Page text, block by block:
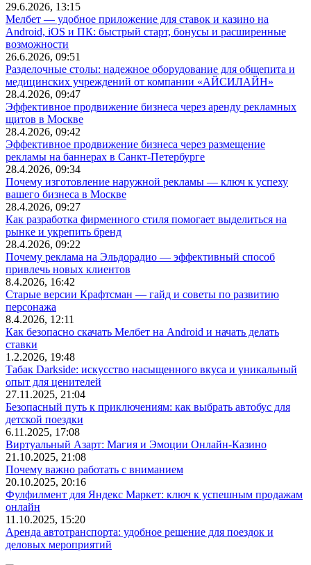
29.6.2026, 13:15
Мелбет — удобное приложение для ставок и казино на
Android, iOS и ПК: быстрый старт, бонусы и расширенные
возможности
26.6.2026, 09:51
Разделочные столы: надежное оборудование для общепита и
медицинских учреждений от компании «АЙСИЛАЙН»
28.4.2026, 09:47
Эффективное продвижение бизнеса через аренду рекламных
щитов в Москве
28.4.2026, 09:42
Эффективное продвижение бизнеса через размещение
рекламы на баннерах в Санкт-Петербурге
28.4.2026, 09:34
Почему изготовление наружной рекламы — ключ к успеху
вашего бизнеса в Москве
28.4.2026, 09:27
Как разработка фирменного стиля помогает выделиться на
рынке и укрепить бренд
28.4.2026, 09:22
Почему реклама на Эльдорадио — эффективный способ
привлечь новых клиентов
8.4.2026, 16:42
Старые версии Крафтсман — гайд и советы по развитию
персонажа
8.4.2026, 12:11
Как безопасно скачать Мелбет на Android и начать делать
ставки
1.2.2026, 19:48
Табак Darkside: искусство насыщенного вкуса и уникальный
опыт для ценителей
27.11.2025, 21:04
Безопасный путь к приключениям: как выбрать автобус для
детской поездки
6.11.2025, 17:08
Виртуальный Азарт: Магия и Эмоции Онлайн-Казино
21.10.2025, 21:08
Почему важно работать с вниманием
20.10.2025, 20:16
Фулфилмент для Яндекс Маркет: ключ к успешным продажам
онлайн
11.10.2025, 15:20
Аренда автотранспорта: удобное решение для поездок и
деловых мероприятий